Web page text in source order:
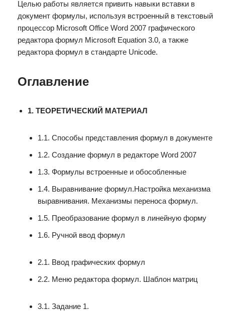
Целью работы является привить навыки вставки в
документ формулы, используя встроенный в текстовый
процессор Microsoft Office Word 2007 графического
редактора формул Microsoft Equation 3.0, а также
редактора формул в стандарте Unicode.
Оглавление
1. ТЕОРЕТИЧЕСКИЙ МАТЕРИАЛ
1.1. Способы представления формул в документе
1.2. Создание формул в редакторе Word 2007
1.3. Формулы встроенные и обособленные
1.4. Выравнивание формул.Настройка механизма
выравнивания. Механизмы переноса формул.
1.5. Преобразование формул в линейную форму
1.6. Ручной ввод формул
2.1. Ввод графических формул
2.2. Меню редактора формул. Шаблон матриц
3.1. Задание 1.